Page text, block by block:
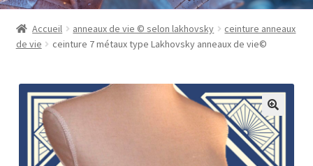
BOUTIQUE
ANNEAUX DE VIE © SELON LAKHOVSKY
BIJOUX & MINÉRAUX
LIVRES ET ARTS DIVINATOIRES
PRODUITS DE BIEN ÊTRE
Accueil anneaux de vie © selon lakhovsky
ceinture anneaux
de vie
ceinture 7 métaux type Lakhovsky anneaux de vie©
🔍